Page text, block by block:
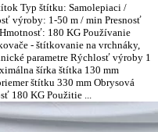
Typ štítku: Samolepiaci /
výroby: 1-50 m / min Presnosť
180 KG Používanie
- štítkovanie na vrchnáky,
parametre Rýchlosť výroby 1
šírka štítka 130 mm
štítku 330 mm Obrysová
180 KG Použitie ...